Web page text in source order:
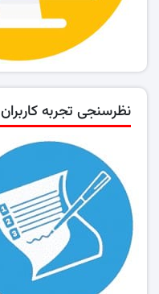
نظرسنجی تجربه کاربران